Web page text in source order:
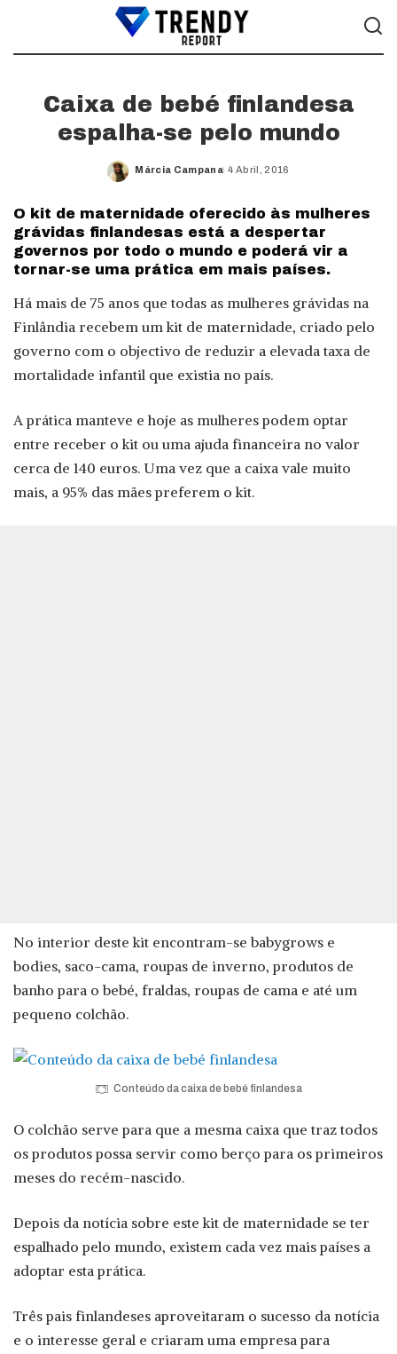
Caixa de bebé finlandesa
espalha-se pelo mundo
Posted
Márcia Campana 4 Abril, 2016
O kit de maternidade oferecido às mulheres
grávidas finlandesas está a despertar
governos por todo o mundo e poderá vir a
tornar-se uma prática em mais países.
Há mais de 75 anos que todas as mulheres grávidas na
Finlândia recebem um kit de maternidade, criado pelo
governo com o objectivo de reduzir a elevada taxa de
mortalidade infantil que existia no país.
A prática manteve e hoje as mulheres podem optar
entre receber o kit ou uma ajuda financeira no valor
cerca de 140 euros. Uma vez que a caixa vale muito
mais, a 95% das mães preferem o kit.
No interior deste kit encontram-se babygrows e
bodies, saco-cama, roupas de inverno, produtos de
banho para o bebé, fraldas, roupas de cama e até um
pequeno colchão.
Conteúdo da caixa de bebé finlandesa
O colchão serve para que a mesma caixa que traz todos
os produtos possa servir como berço para os primeiros
meses do recém-nascido.
Depois da notícia sobre este kit de maternidade se ter
espalhado pelo mundo, existem cada vez mais países a
adoptar esta prática.
Três pais finlandeses aproveitaram o sucesso da notícia
e o interesse geral e criaram uma empresa para